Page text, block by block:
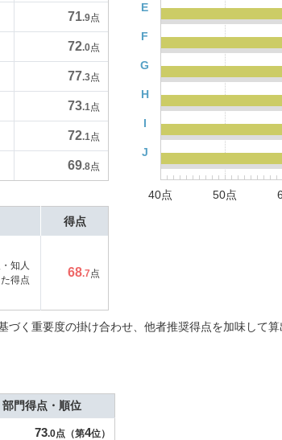
71.9点
72.0点
77.3点
73.1点
72.1点
69.8点
E
F
G
H
I
J
40点 50点
得点
知人
得点
68.7点
く重要度の掛け合わせ、他者推奨得点を加味して算
部門得点・順位
73.0点（第4位）